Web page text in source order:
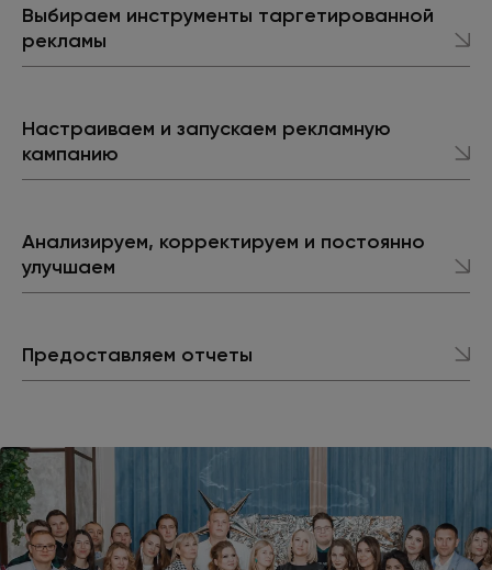
Выбираем инструменты таргетированной
рекламы
Настраиваем и запускаем рекламную
кампанию
Анализируем, корректируем и постоянно
улучшаем
Предоставляем отчеты